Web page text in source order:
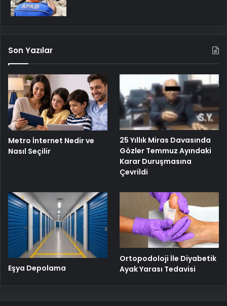
Son Yazılar
Metro İnternet Nedir ve
Nasıl Seçilir
25 Yıllık Miras Davasında
Gözler Temmuz Ayındaki
Karar Duruşmasına
Çevrildi
Eşya Depolama
Ortopodoloji İle Diyabetik
Ayak Yarası Tedavisi